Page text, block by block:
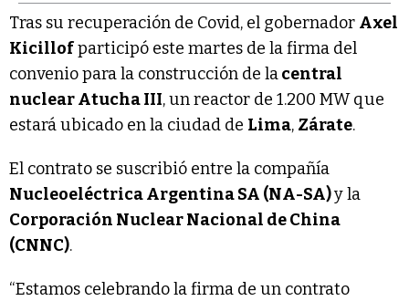
Tras su recuperación de Covid, el gobernador Axel
Kicillofparticipó este martes de la firma del
convenio para la construcción de lacentral
nuclear Atucha III, un reactor de 1.200 MW que
estará ubicado en la ciudad de Lima, Zárate.
El contrato se suscribió entre la compañía
Nucleoeléctrica Argentina SA (NA-SA)y la
Corporación Nuclear Nacional de China
(CNNC).
“Estamos celebrando la firma de un contrato